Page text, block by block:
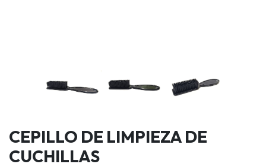
CEPILLO DE LIMPIEZA DE
CUCHILLAS